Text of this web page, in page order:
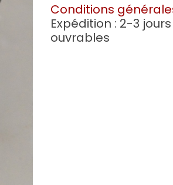
Conditions
Expédition : 2-3 jours
ouvrables